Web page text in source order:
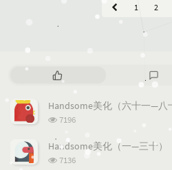
1 2
热
文
章
评
论
Handsome美化（六十一—八
浏
次
7196
Handsome美化（一—三十）
浏
7136